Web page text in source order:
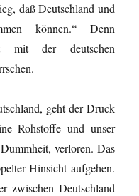
daß Deutschland und
können.“ Denn
mit der deutschen
geht der Druck
Rohstoffe und unser
verloren. Das
Hinsicht aufgehen.
zwischen Deutschland